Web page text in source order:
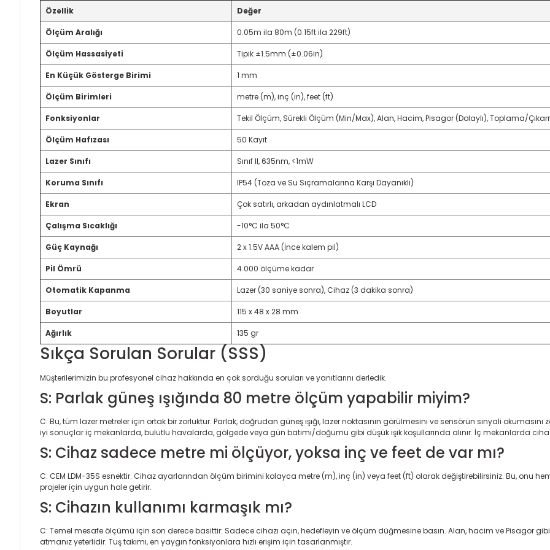
Özellik Değer
Ölçüm Aralığı 0.05m ila 80m (0.15ft ila 229ft)
Ölçüm Hassasiyeti Tipik ±1.5mm (±0.06in)
En Küçük Gösterge Birimi 1 mm
Ölçüm Birimleri metre (m), inç (in), feet (ft)
Fonksiyonlar Tekil Ölçüm, Sürekli Ölçüm (Min/Max), Alan, Hacim, Pisagor (Dolaylı), Toplama/
Ölçüm Hafızası 50 Kayıt
Lazer Sınıfı Sınıf II, 635nm, <1mW
Koruma Sınıfı IP54 (Toza ve Su Sıçramalarına Karşı Dayanıklı)
Ekran Çok satırlı, arkadan aydınlatmalı LCD
Çalışma Sıcaklığı -10°C ila 50°C
Güç Kaynağı 2 x 1.5V AAA (İnce kalem pil)
Pil Ömrü 4.000 ölçüme kadar
Otomatik Kapanma Lazer (30 saniye sonra), Cihaz (3 dakika sonra)
Boyutlar 115 x 48 x 28 mm
Ağırlık 135 gr
Sıkça Sorulan Sorular (SSS)
Müşterilerimizin bu profesyonel cihaz hakkında en çok sorduğu soruları ve yanıtlarını derledik.
S: Parlak güneş ışığında 80 metre ölçüm yapabilir miyim?
C: Bu, tüm lazer metreler için ortak bir zorluktur. Parlak, doğrudan güneş ışığı, lazer noktasının görülmesini ve sensörün sinyali
iyi sonuçlar iç mekanlarda, bulutlu havalarda, gölgede veya gün batımı/doğumu gibi düşük ışık koşullarında alınır. İç mekanlarda
S: Cihaz sadece metre mi ölçüyor, yoksa inç ve feet de var mı?
C: CEM LDM-35S esnektir. Cihaz ayarlarından ölçüm birimini kolayca metre (m), inç (in) veya feet (ft) olarak değiştirebilirsiniz. Bu, onu
projeler için uygun hale getirir.
S: Cihazın kullanımı karmaşık mı?
C: Temel mesafe ölçümü için son derece basittir: Sadece cihazı açın, hedefleyin ve ölçüm düğmesine basın. Alan, hacim ve Pisagor
atmanız yeterlidir. Tuş takımı, en yaygın fonksiyonlara hızlı erişim için tasarlanmıştır.